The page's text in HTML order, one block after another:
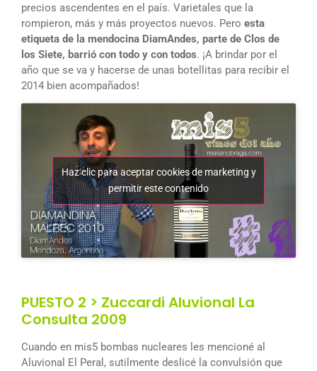
precios ascendentes en el país. Varietales que la
rompieron, más y más proyectos nuevos. Pero esta
etiqueta de la mendocina DiamAndes, parte de Clos de
los Siete, barrió con todo y con todos. ¡A brindar por el
año que se va y hacerse de unas botellitas para recibir el
2014 bien acompañados!
Haz clic para aceptar cookies de marketing y
permitir este contenido
PUESTO 2 > Zuccardi Aluvional La
Consulta 2009
Cuando en mis5 bombas nucleares les mencioné al
Aluvional El Peral, sutilmente deslicé la convulsión que